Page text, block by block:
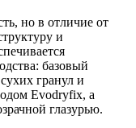
но в отличие от
и
базовый
гранул и
Evodryfix, а
глазурью.